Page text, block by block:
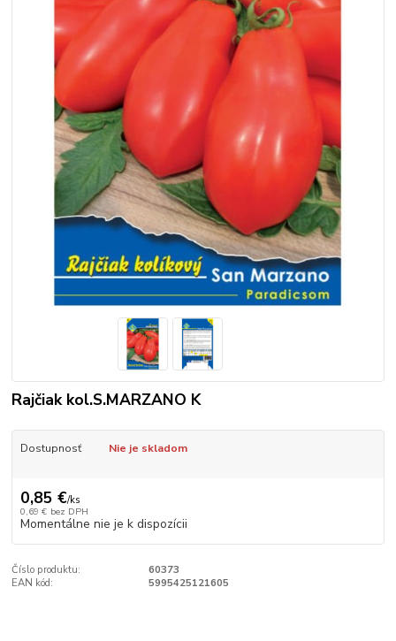
Rajčiak kol.S.MARZANO K
Dostupnosť Nie je skladom
0,85 €/ks
0,69 € bez DPH
Momentálne nie je k dispozícii
Číslo produktu:
60373
EAN kód:
5995425121605